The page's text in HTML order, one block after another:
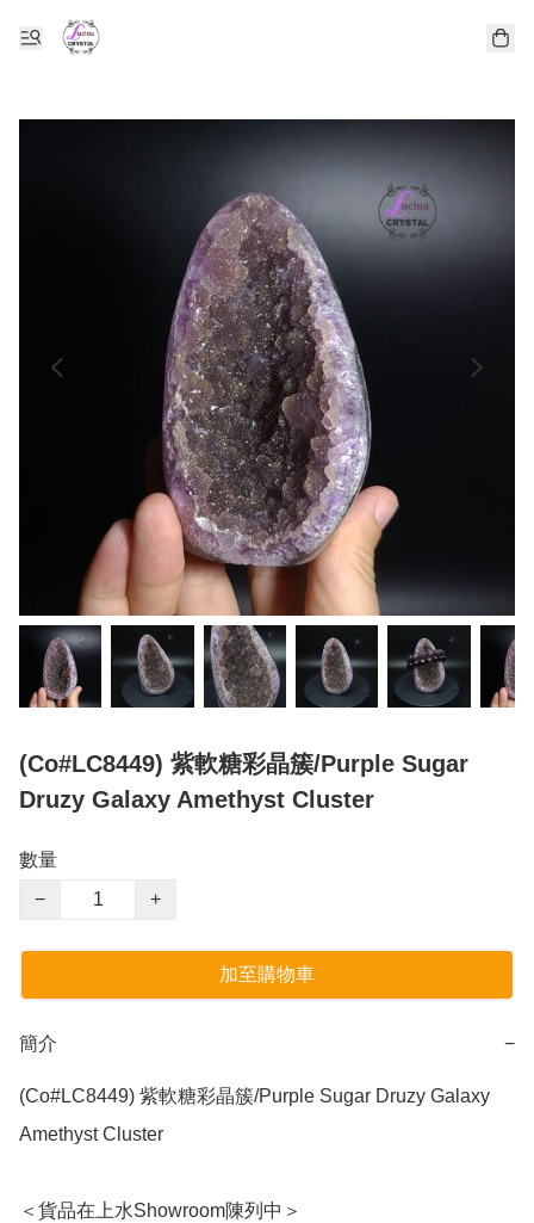
(Co#LC8449) 紫軟糖彩晶簇/Purple Sugar
Druzy Galaxy Amethyst Cluster
數量
−
+
加至購物車
簡介 −
(Co#LC8449) 紫軟糖彩晶簇/Purple Sugar Druzy Galaxy
Amethyst Cluster
＜貨品在上水Showroom陳列中＞